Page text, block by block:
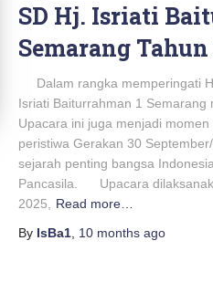
SD Hj. Isriati
Semarang Tahun
Dalam rangka memperingati
Isriati Baiturrahman 1 Semarang
Upacara ini juga menjadi
peristiwa Gerakan 30
sejarah penting bangsa
Pancasila. Upacara
2025,
Read more…
By IsBa1, 10 monthsago